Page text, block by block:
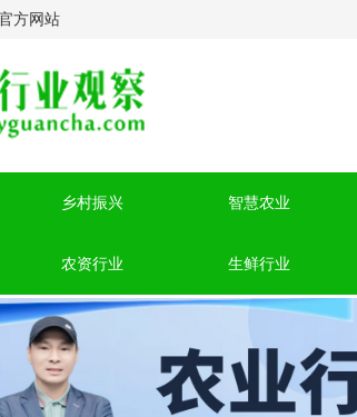
方网站
乡村振兴 智慧农业
农资行业 生鲜行业